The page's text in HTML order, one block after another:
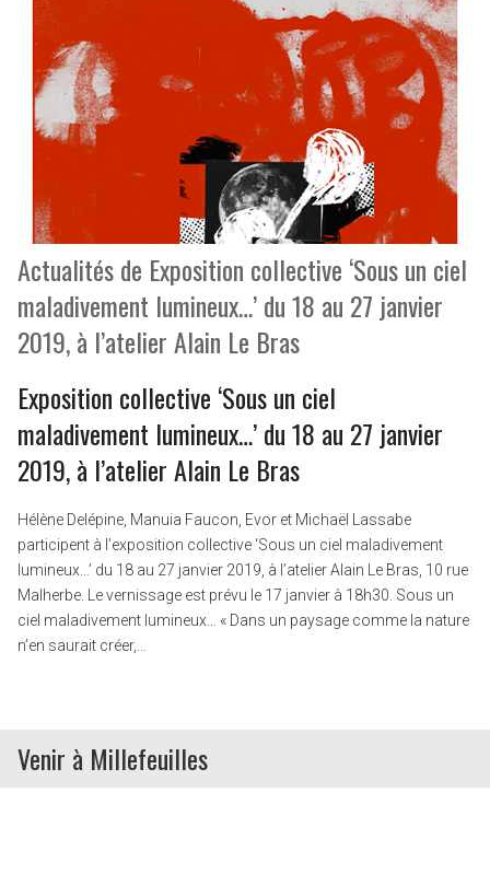
Actualités de Exposition collective ‘Sous un ciel
maladivement lumineux…’ du 18 au 27 janvier
2019, à l’atelier Alain Le Bras
Exposition collective ‘Sous un ciel
maladivement lumineux…’ du 18 au 27 janvier
2019, à l’atelier Alain Le Bras
Hélène Delépine, Manuia Faucon, Evor et Michaël Lassabe
participent à l’exposition collective ‘Sous un ciel maladivement
lumineux…’ du 18 au 27 janvier 2019, à l’atelier Alain Le Bras, 10 rue
Malherbe. Le vernissage est prévu le 17 janvier à 18h30. Sous un
ciel maladivement lumineux… « Dans un paysage comme la nature
n’en saurait créer,…
Venir à Millefeuilles